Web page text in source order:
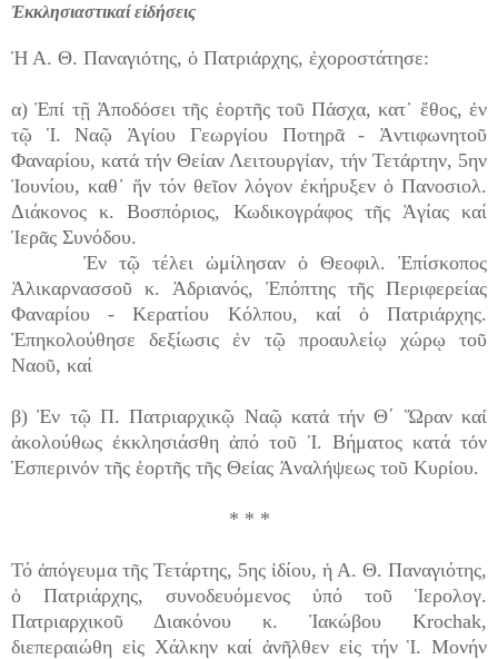
Ἐκκλησιαστικαί εἰδήσεις
Ἡ Α. Θ. Παναγιότης, ὁ Πατριάρχης, ἐχοροστάτησε:
α) Ἐπί τῇ Ἀποδόσει τῆς ἑορτῆς τοῦ Πάσχα, κατ᾿ ἔθος, ἐν
τῷ Ἱ. Ναῷ Ἁγίου Γεωργίου Ποτηρᾶ - Ἀντιφωνητοῦ
Φαναρίου, κατά τήν Θείαν Λειτουργίαν, τήν Τετάρτην, 5ην
Ἰουνίου, καθ᾿ ἥν τόν θεῖον λόγον ἐκήρυξεν ὁ Πανοσιολ.
Διάκονος κ. Βοσπόριος, Κωδικογράφος τῆς Ἁγίας καί
Ἱερᾶς Συνόδου.
Ἐν τῷ τέλει ὡμίλησαν ὁ Θεοφιλ. Ἐπίσκοπος
Ἁλικαρνασσοῦ κ. Ἀδριανός, Ἐπόπτης τῆς Περιφερείας
Φαναρίου - Κερατίου Κόλπου, καί ὁ Πατριάρχης.
Ἐπηκολούθησε δεξίωσις ἐν τῷ προαυλείῳ χώρῳ τοῦ
Ναοῦ, καί
β) Ἐν τῷ Π. Πατριαρχικῷ Ναῷ κατά τήν Θ´ Ὥραν καί
ἀκολούθως ἐκκλησιάσθη ἀπό τοῦ Ἱ. Βήματος κατά τόν
Ἑσπερινόν τῆς ἑορτῆς τῆς Θείας Ἀναλήψεως τοῦ Κυρίου.
* * *
Τό ἀπόγευμα τῆς Τετάρτης, 5ης ἰδίου, ἡ Α. Θ. Παναγιότης,
ὁ Πατριάρχης, συνοδευόμενος ὑπό τοῦ Ἱερολογ.
Πατριαρχικοῦ Διακόνου κ. Ἰακώβου Krochak,
διεπεραιώθη εἰς Χάλκην καί ἀνῆλθεν εἰς τήν Ἱ. Μονήν